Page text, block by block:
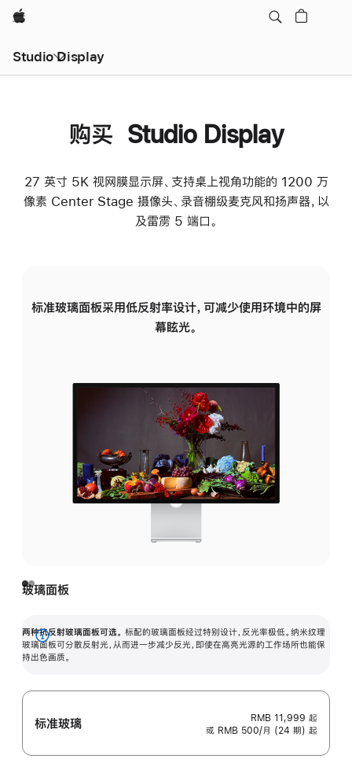
Apple
Studio Display
购买 Studio Display
27 英寸 5K 视网膜显示屏、支持桌上视角功能的 1200 万
像素 Center Stage 摄像头、录音棚级麦克风和扬声器，以
及雷雳 5 端口。
标准玻璃面板采用低反射率设计，可减少使用环境中的屏
幕眩光。
玻璃面板
两种抗反射玻璃面板可选。 标配的玻璃面板经过特别设计，反光率极低。纳米纹理
玻璃面板可分散反射光，从而进一步减少反光，即使在高亮光源的工作场所也能保
持出色画质。
展
开
标准玻璃 RMB 11,999 起
或 RMB 500/月 (24 期) 起